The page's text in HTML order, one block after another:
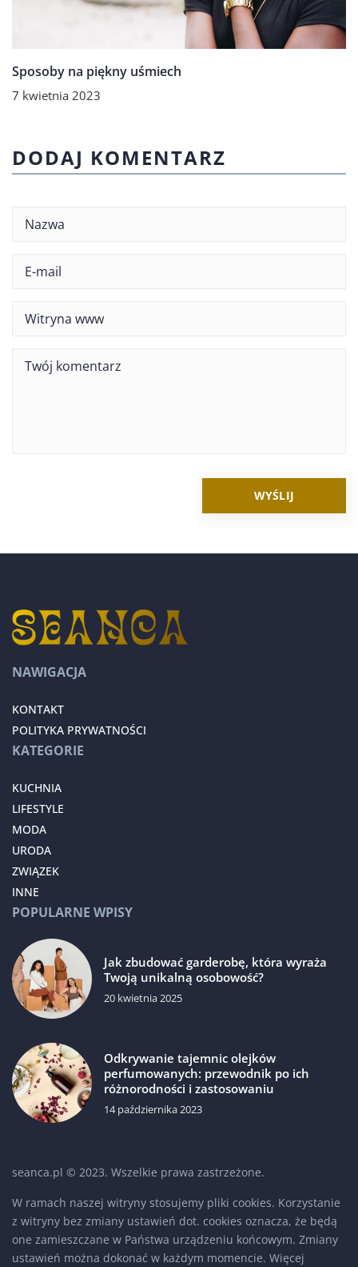
Sposoby na piękny uśmiech
7 kwietnia 2023
DODAJ KOMENTARZ
NAWIGACJA
KONTAKT
POLITYKA PRYWATNOŚCI
KATEGORIE
KUCHNIA
LIFESTYLE
MODA
URODA
ZWIĄZEK
INNE
POPULARNE WPISY
Jak zbudować garderobę, która wyraża
Twoją unikalną osobowość?
20 kwietnia 2025
Odkrywanie tajemnic olejków
perfumowanych: przewodnik po ich
różnorodności i zastosowaniu
14 października 2023
seanca.pl © 2023. Wszelkie prawa zastrzeżone.
W ramach naszej witryny stosujemy pliki cookies. Korzystanie
z witryny bez zmiany ustawień dot. cookies oznacza, że będą
one zamieszczane w Państwa urządzeniu końcowym. Zmiany
ustawień można dokonać w każdym momencie. Więcej